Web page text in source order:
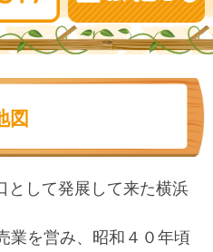
図
して発展して来た横浜
業を営み、昭和４０年頃